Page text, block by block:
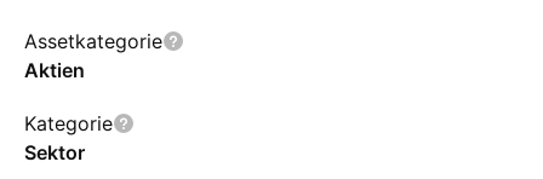
Assetkategorie
Aktien
Kategorie
Sektor